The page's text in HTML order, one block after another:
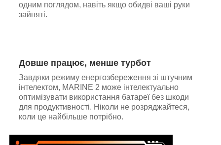
одним поглядом, навіть якщо обидві ваші руки
зайняті.
Довше працює, менше турбот
Завдяки режиму енергозбереження зі штучним
інтелектом, MARINE 2 може інтелектуально
оптимізувати використання батареї без шкоди
для продуктивності. Ніколи не розряджайтеся,
коли це найбільше потрібно.